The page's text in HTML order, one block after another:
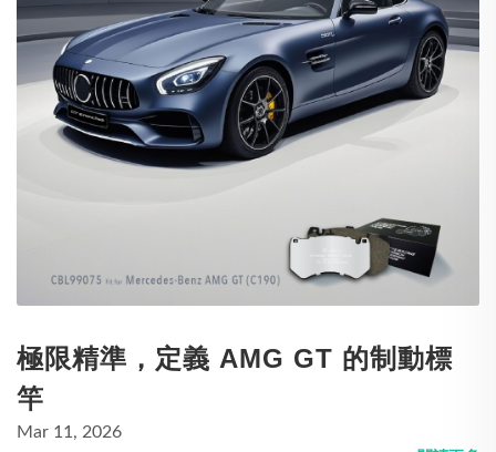
極限精準，定義 AMG GT 的制動標
竿
Mar 11, 2026